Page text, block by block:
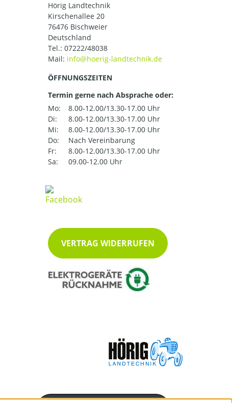
Hörig Landtechnik
Kirschenallee 20
76476 Bischweier
Deutschland
Tel.: 07222/48038
Mail:
ÖFFNUNGSZEITEN
Termin gerne nach Absprache oder:
Mo:
8.00-12.00/13.30-17.00 Uhr
Di:
8.00-12.00/13.30-17.00 Uhr
Mi:
8.00-12.00/13.30-17.00 Uhr
Do:
Nach Vereinbarung
Fr:
8.00-12.00/13.30-17.00 Uhr
Sa:
09.00-12.00 Uhr
VERTRAG WIDERRUFEN